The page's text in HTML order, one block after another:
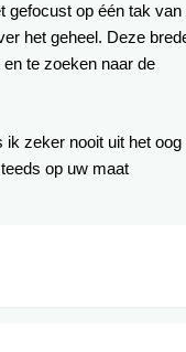
gefocust op één tak van
het geheel. Deze
en te zoeken naar de
ik zeker nooit uit het oog
op uw maat